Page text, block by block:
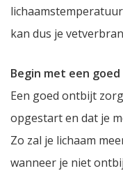
kan dus je
Begin met een
Een goed ontbijt
opgestart en dat je
Zo zal je lichaam
wanneer je niet